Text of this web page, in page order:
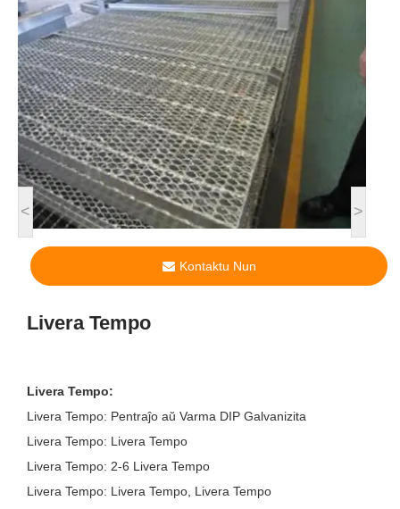
< >
Kontaktu Nun
Livera Tempo
Livera Tempo:
Livera Tempo: Pentraĵo aŭ Varma DIP Galvanizita
Livera Tempo: Livera Tempo
Livera Tempo: 2-6 Livera Tempo
Livera Tempo: Livera Tempo, Livera Tempo